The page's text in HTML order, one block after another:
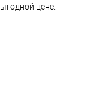
цене.